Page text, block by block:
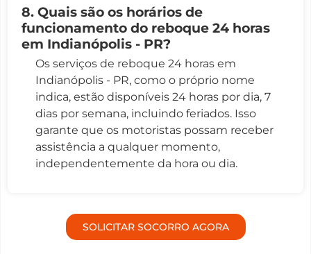
8. Quais são os horários de
funcionamento do reboque 24 horas
em Indianópolis - PR?
Os serviços de reboque 24 horas em
Indianópolis - PR, como o próprio nome
indica, estão disponíveis 24 horas por dia, 7
dias por semana, incluindo feriados. Isso
garante que os motoristas possam receber
assistência a qualquer momento,
independentemente da hora ou dia.
SOLICITAR SOCORRO AGORA